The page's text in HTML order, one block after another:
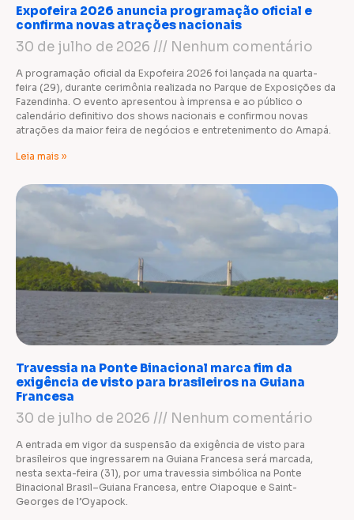
Expofeira 2026 anuncia programação oficial e
confirma novas atrações nacionais
30 de julho de 2026 Nenhum comentário
A programação oficial da Expofeira 2026 foi lançada na quarta-
feira (29), durante cerimônia realizada no Parque de Exposições da
Fazendinha. O evento apresentou à imprensa e ao público o
calendário definitivo dos shows nacionais e confirmou novas
atrações da maior feira de negócios e entretenimento do Amapá.
Leia mais »
Travessia na Ponte Binacional marca fim da
exigência de visto para brasileiros na Guiana
Francesa
30 de julho de 2026 Nenhum comentário
A entrada em vigor da suspensão da exigência de visto para
brasileiros que ingressarem na Guiana Francesa será marcada,
nesta sexta-feira (31), por uma travessia simbólica na Ponte
Binacional Brasil–Guiana Francesa, entre Oiapoque e Saint-
Georges de l’Oyapock.